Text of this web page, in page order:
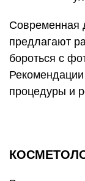
Современная
предлагают
бороться с
процедуры и